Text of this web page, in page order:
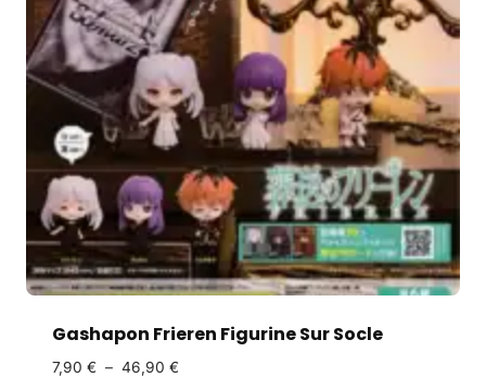
Gashapon Frieren Figurine Sur Socle
7,90 € – 46,90 €